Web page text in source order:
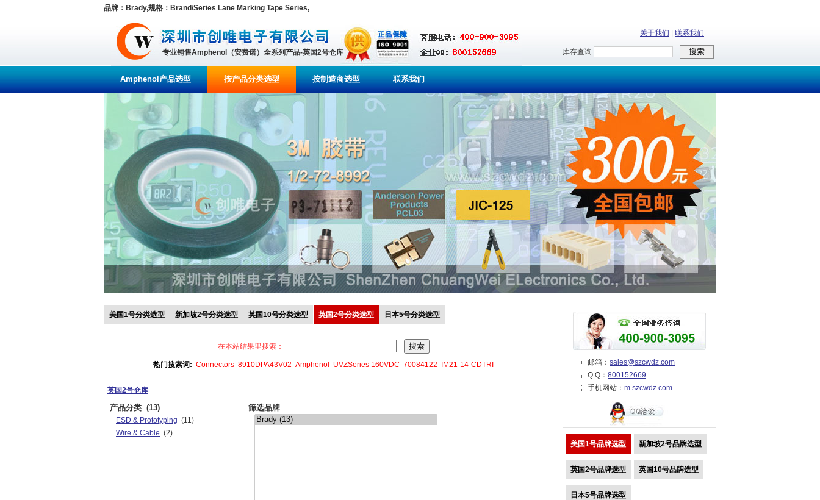
品牌：Brady,规格：Brand/Series Lane Marking Tape Series,
专业销售Amphenol（安费诺）全系列产品-英国2号仓库
关于我们 联系我们
库存查询
Amphenol产品选型 按产品分类选型 按制造商选型 联系我们
美国1号分类选型 新加坡2号分类选型 英国10号分类选型 英国2号分类选型 日本5号分类选型
在本站结果里搜索：
热门搜索词: Connectors 8910DPA43V02 Amphenol UVZSeries 160VDC 70084122 IM21-14-CDTRI
英国2号仓库
产品分类 (13)
ESD & Prototyping (11)
Wire & Cable (2)
筛选品牌
邮箱： sales@szcwdz.com
Q Q： 800152669
手机网站： m.szcwdz.com
美国1号品牌选型 新加坡2号品牌选型
英国2号品牌选型 英国10号品牌选型
日本5号品牌选型